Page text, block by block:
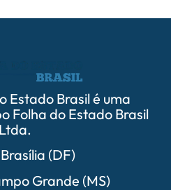
Estado Brasil é uma
Folha do Estado Brasil
Ltda.
(DF)
Grande (MS)